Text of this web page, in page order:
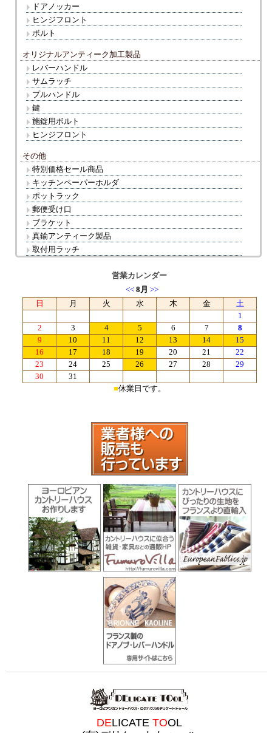
ドアノッカー
ヒンジフロント
ボルト
オリジナルアンティーク加工製品
レバーハンドル
サムラッチ
プルハンドル
鍵
施錠用ボルト
ヒンジフロント
その他
特別価格セール商品
キッチンペーパーホルダ
ポットラック
郵便受け口
ブラケット
真鍮アンティーク製品
取付用ラッチ
営業カレンダー
DELICATETOOL